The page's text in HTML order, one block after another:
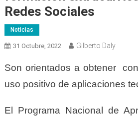
Redes Sociales
Noticias
31 Octubre, 2022 Gilberto Daly
Son orientados a obtener
uso positivo de aplicaciones
El Programa Nacional de